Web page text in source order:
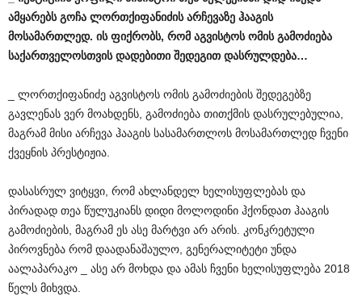
ამყარებს გოჩა ლორთქიფანიძის არჩევაზე ჰააგის
მოსამართლედ. ის ფიქრობს, რომ აგვისტოს ომის გამოძიება
საქართველოსთვის დადებითი შედეგით დასრულდება…
_ ლორთქიფანიძე აგვისტოს ომის გამოძიების შედეგებზე
გავლენას ვერ მოახდენს, გამოძიება თითქმის დასრულებულია,
მაგრამ მისი არჩევა ჰააგის სასამართლოს მოსამართლედ ჩვენი
ქვეყნის პრესტიჟია.
დასასრულ ვიტყვი, რომ ახლანდელ ხელისუფლებას და
პირადად თეა წულუკიანს დიდი მოლოდინი ჰქონდათ ჰააგის
გამოძიების, მაგრამ ეს ასე მარტვი არ არის. კონკრეტული
პიროვნება რომ დაადანაშაულო, გენერალიტეტი უნდა
აალაპარაკო _ ასე არ მოხდა და ამას ჩვენი ხელისუფლება 2018
წელს მიხვდა.